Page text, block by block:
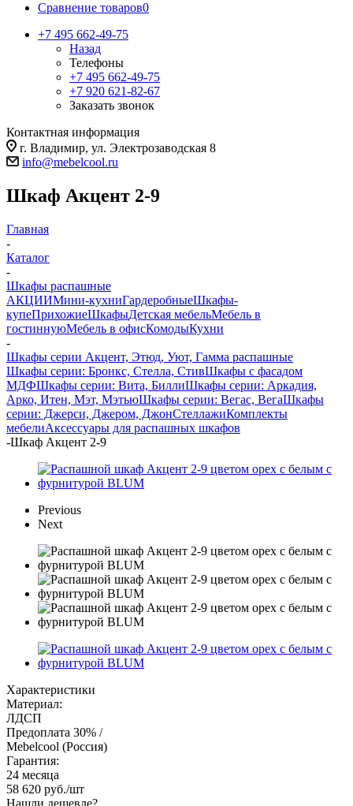
Сравнение товаров0
+7 495 662-49-75
Назад
Телефоны
+7 495 662-49-75
+7 920 621-82-67
Заказать звонок
Контактная информация
г. Владимир, ул. Электрозаводская 8
info@mebelcool.ru
Шкаф Акцент 2-9
Главная
-
Каталог
-
Шкафы распашные
АКЦИИМини-кухниГардеробныеШкафы-
купеПрихожиеШкафыДетская мебельМебель в
гостиннуюМебель в офисКомодыКухни
-
Шкафы серии Акцент, Этюд, Уют, Гамма распашные
Шкафы серии: Бронкс, Стелла, СтивШкафы с фасадом
МДФШкафы серии: Вита, БиллиШкафы серии: Аркадия,
Арко, Итен, Мэт, МэтьюШкафы серии: Вегас, ВегаШкафы
серии: Джерси, Джером, ДжонСтеллажиКомплекты
мебелиАксессуары для распашных шкафов
-Шкаф Акцент 2-9
Previous
Next
Характеристики
Материал:
ЛДСП
Предоплата 30% /
Mebelcool (Россия)
Гарантия:
24 месяца
58 620 руб./шт
Нашли дешевле?